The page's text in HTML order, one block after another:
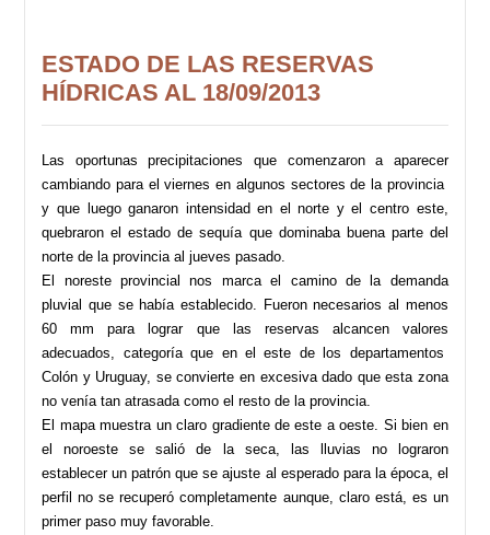
ESTADO DE LAS RESERVAS
HÍDRICAS AL 18/09/2013
Las oportunas precipitaciones que comenzaron a aparecer
cambiando para el viernes en algunos sectores de la provincia
y que luego ganaron intensidad en el norte y el centro este,
quebraron el estado de sequía que dominaba buena parte del
norte de la provincia al jueves pasado.
El noreste provincial nos marca el camino de la demanda
pluvial que se había establecido. Fueron necesarios al menos
60 mm para lograr que las reservas alcancen valores
adecuados, categoría que en el este de los departamentos
Colón y Uruguay, se convierte en excesiva dado que esta zona
no venía tan atrasada como el resto de la provincia.
El mapa muestra un claro gradiente de este a oeste. Si bien en
el noroeste se salió de la seca, las lluvias no lograron
establecer un patrón que se ajuste al esperado para la época, el
perfil no se recuperó completamente aunque, claro está, es un
primer paso muy favorable.